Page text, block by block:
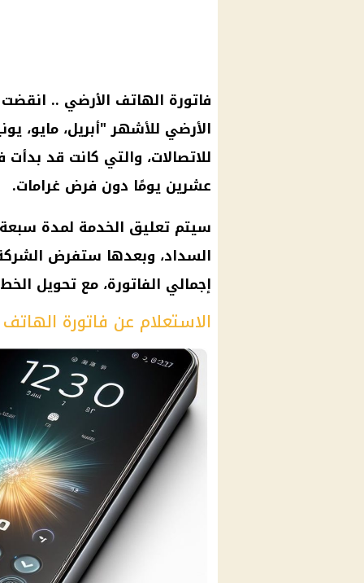
فاتورة الهاتف الأرضي ..
الأرضي للأشهر "أبريل، مايو،
عشرين يومًا دون فرض غرامات.
إجمالي الفاتورة، مع تحويل
الاستعلام عن فاتورة